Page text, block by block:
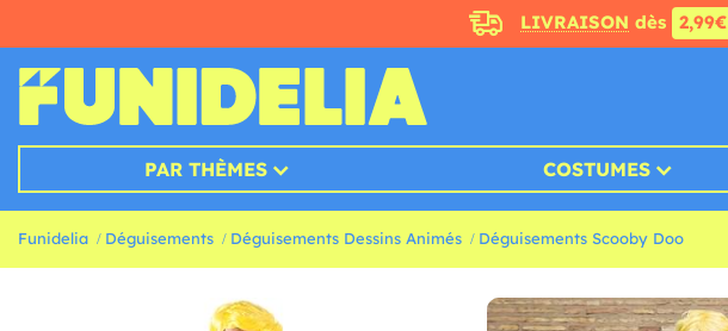
LIVRAISON dès 2,99€
PAR THÈMES COSTUMES
Funidelia Déguisements Déguisements Dessins Animés Déguisements Scooby Doo